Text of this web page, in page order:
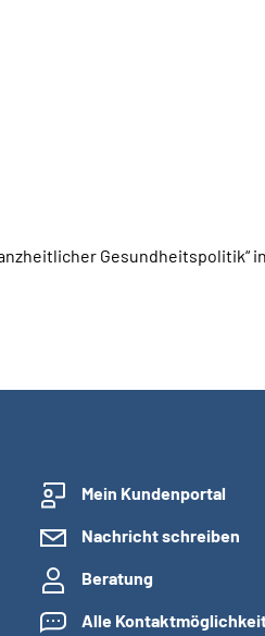
Gesundheitspolitik“
Mein Kundenportal
Nachricht schreiben
Beratung
Alle